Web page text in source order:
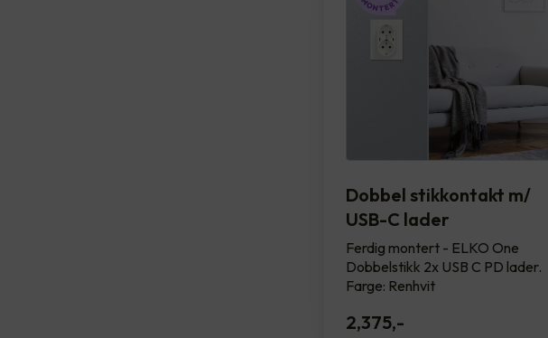
Dobbel stikkontakt m/
USB-C lader
Ferdig montert - ELKO One
Dobbelstikk 2x USB C PD lader.
Farge: Renhvit
2,375,-